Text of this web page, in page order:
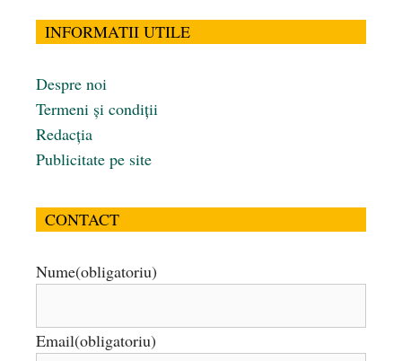
INFORMATII UTILE
Despre noi
Termeni și condiții
Redacția
Publicitate pe site
CONTACT
Nume(obligatoriu)
Email(obligatoriu)